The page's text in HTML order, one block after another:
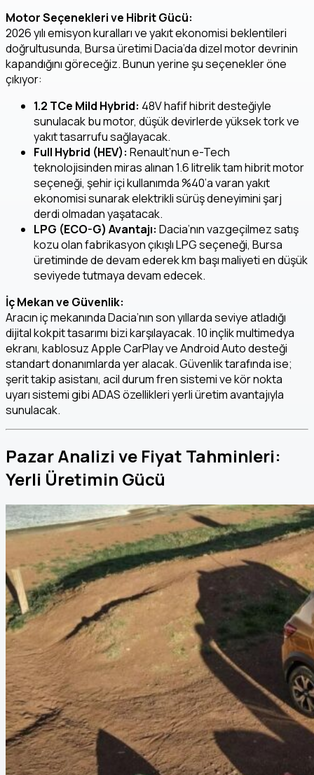
Motor Seçenekleri ve Hibrit Gücü:
2026 yılı emisyon kuralları ve yakıt ekonomisi beklentileri
doğrultusunda, Bursa üretimi Dacia’da dizel motor devrinin
kapandığını göreceğiz. Bunun yerine şu seçenekler öne
çıkıyor:
1.2 TCe Mild Hybrid: 48V hafif hibrit desteğiyle
sunulacak bu motor, düşük devirlerde yüksek tork ve
yakıt tasarrufu sağlayacak.
Full Hybrid (HEV): Renault’nun e-Tech
teknolojisinden miras alınan 1.6 litrelik tam hibrit motor
seçeneği, şehir içi kullanımda %40’a varan yakıt
ekonomisi sunarak elektrikli sürüş deneyimini şarj
derdi olmadan yaşatacak.
LPG (ECO-G) Avantajı: Dacia’nın vazgeçilmez satış
kozu olan fabrikasyon çıkışlı LPG seçeneği, Bursa
üretiminde de devam ederek km başı maliyeti en düşük
seviyede tutmaya devam edecek.
İç Mekan ve Güvenlik:
Aracın iç mekanında Dacia’nın son yıllarda seviye atladığı
dijital kokpit tasarımı bizi karşılayacak. 10 inçlik multimedya
ekranı, kablosuz Apple CarPlay ve Android Auto desteği
standart donanımlarda yer alacak. Güvenlik tarafında ise;
şerit takip asistanı, acil durum fren sistemi ve kör nokta
uyarı sistemi gibi ADAS özellikleri yerli üretim avantajıyla
sunulacak.
Pazar Analizi ve Fiyat Tahminleri:
Yerli Üretimin Gücü